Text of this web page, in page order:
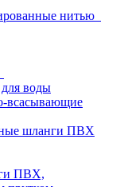
нитью
воды
всасывающие
шланги ПВХ
ПВХ,